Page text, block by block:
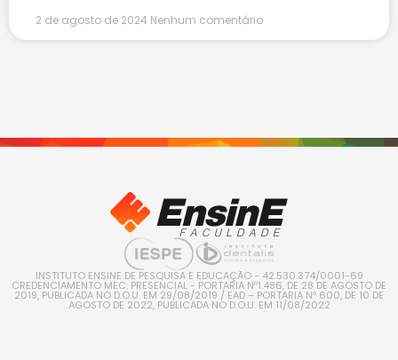
2 de agosto de 2024 Nenhum comentário
INSTITUTO ENSINE DE PESQUISA E EDUCAÇÃO - 42.530.374/0001-69
CREDENCIAMENTO MEC: PRESENCIAL - PORTARIA Nº1.486, DE 28 DE AGOSTO DE
2019, PUBLICADA NO D.O.U. EM 29/08/2019 / EAD – PORTARIA Nº 600, DE 10 DE
AGOSTO DE 2022, PUBLICADA NO D.O.U. EM 11/08/2022